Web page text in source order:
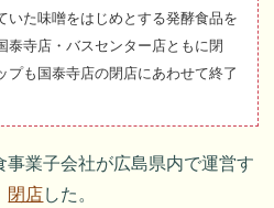
いた味噌をはじめとする発酵食品を
泰寺店・バスセンター店ともに閉
プも国泰寺店の閉店にあわせて終了
業子会社が広島県内で運営す
閉店した。